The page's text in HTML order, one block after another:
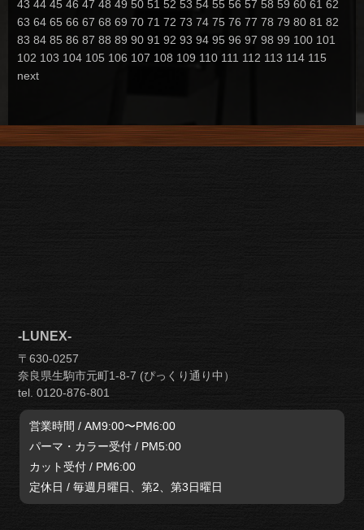
43 44 45 46 47 48 49 50 51 52 53 54 55 56 57 58 59 60 61 62
63 64 65 66 67 68 69 70 71 72 73 74 75 76 77 78 79 80 81 82
83 84 85 86 87 88 89 90 91 92 93 94 95 96 97 98 99 100 101
102 103 104 105 106 107 108 109 110 111 112 113 114 115
next
-LUNEX-
〒630-0257
奈良県生駒市元町1-8-7 (ぴっくり通り中）
tel. 0120-876-801
営業時間 / AM9:00〜PM6:00
パーマ・カラー受付 / PM5:00
カット受付 / PM6:00
定休日 / 毎週月曜日、第2、第3日曜日